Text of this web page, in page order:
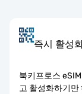
즉시 활성
북키프로스
고 활성화하기만